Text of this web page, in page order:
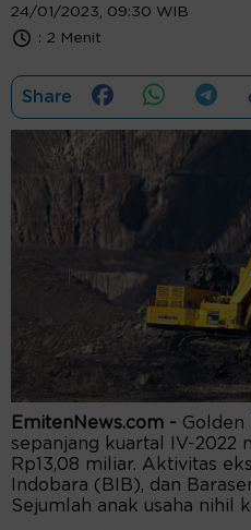
24/01/2023, 09:30 WIB
: 2 Menit
Share
EmitenNews.com - Golden
sepanjang kuartal IV-2022
Rp13,08 miliar. Aktivitas
Indobara (BIB), dan
Sejumlah anak usaha nihil